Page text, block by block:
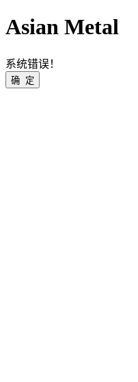
Asian Metal
系统错误！